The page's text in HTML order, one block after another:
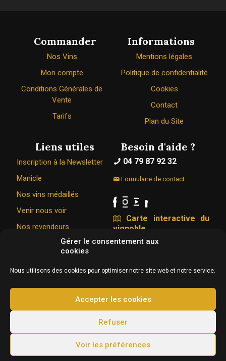
Gérer le consentement aux
cookies
Nous utilisons des cookies pour optimiser notre site web et notre service.
Accepter les cookies
Refuser
Voir les préférences
Commander
Nos Vins
Mon compte
Conditions Générales de
Vente
Tarifs
Informations
Mentions légales
Politique de confidentialité
Cookies
Contact
Plan du Site
Liens utiles
Inscription à la Newsletter
Manicle
Nos vins médaillés
Venir nous voir
Nos revendeurs
Besoin d'aide ?
04 79 87 92 32
Formulaire de contact
Carte interactive du
vignoble
Le Caveau Bugiste © 1967 - 2026
326 Rue de la vigne du bois 01350 VONGNES
Conception & hébergement : Agence Web Adventury
consommer avec modération.